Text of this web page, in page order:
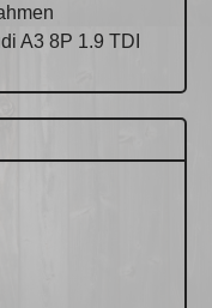
A3 8P 1.9 TDI